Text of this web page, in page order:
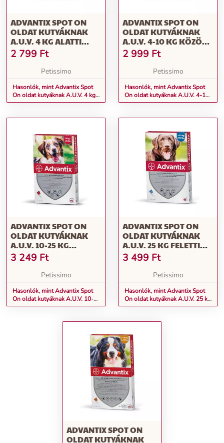
ADVANTIX SPOT ON
OLDAT KUTYÁKNAK
A.U.V. 4 KG ALATTI
KUTYÁKNAK (1 X 0,4
ML)
2 799 Ft
Petissimo
Hasonlók, mint Advantix Spot
On oldat kutyáknak A.U.V. 4 kg
alatti kutyáknak (1 x 0,4 ml)
ADVANTIX SPOT ON
OLDAT KUTYÁKNAK
A.U.V. 4-10 KG KÖZÖTTI
KUTYÁKNAK (1 X 1,0
ML)
2 999 Ft
Petissimo
Hasonlók, mint Advantix Spot
On oldat kutyáknak A.U.V. 4-10
kg közötti kutyáknak (1 x 1,0 ml)
ADVANTIX SPOT ON
OLDAT KUTYÁKNAK
A.U.V. 10-25 KG
KÖZÖTTI KUTYÁKNAK
(1 X 2,5 ML)
3 249 Ft
Petissimo
Hasonlók, mint Advantix Spot
On oldat kutyáknak A.U.V. 10-
25 kg közötti kutyáknak (1 x 2,5
ADVANTIX SPOT ON
OLDAT KUTYÁKNAK
A.U.V. 25 KG FELETTI
KUTYÁKNAK (1 X 4,0
ML)
3 499 Ft
Petissimo
Hasonlók, mint Advantix Spot
On oldat kutyáknak A.U.V. 25 kg
feletti kutyáknak (1 x 4,0 ml)
ADVANTIX SPOT ON
OLDAT KUTYÁKNAK